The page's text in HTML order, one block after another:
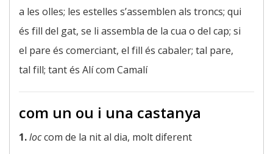
a les olles; les estelles s’assemblen als troncs; qui
és fill del gat, se li assembla de la cua o del cap; si
el pare és comerciant, el fill és cabaler; tal pare,
tal fill; tant és Alí com Camalí
com un ou i una castanya
1.loccom de la nit al dia, molt diferent